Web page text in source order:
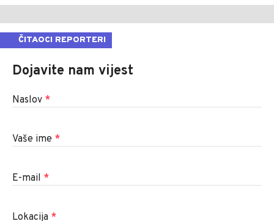
ČITAOCI REPORTERI
Dojavite nam vijest
Naslov *
Vaše ime *
E-mail *
Lokacija *